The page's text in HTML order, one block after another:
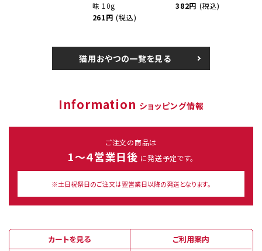
味 10g
261円 (税込)
382円 (税込)
猫用おやつの一覧を見る
Information ショッピング情報
ご注文の商品は
1～４営業日後 に発送予定です。
※土日祝祭日のご注文は翌営業日以降の発送となります。
カートを見る ご利用案内